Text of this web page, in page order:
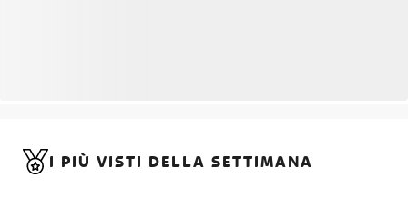
I PIÙ VISTI DELLA SETTIMANA